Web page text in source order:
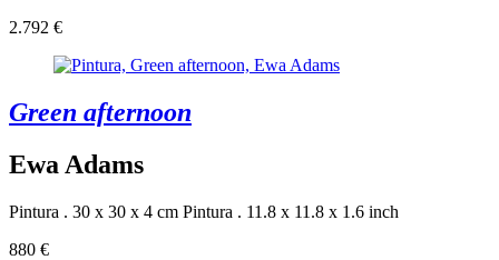
2.792 €
Green afternoon
Ewa Adams
Pintura . 30 x 30 x 4 cm Pintura . 11.8 x 11.8 x 1.6 inch
880 €